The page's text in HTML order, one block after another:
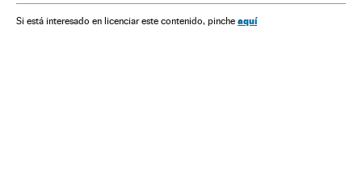
Si está interesado en licenciar este contenido, pinche aquí